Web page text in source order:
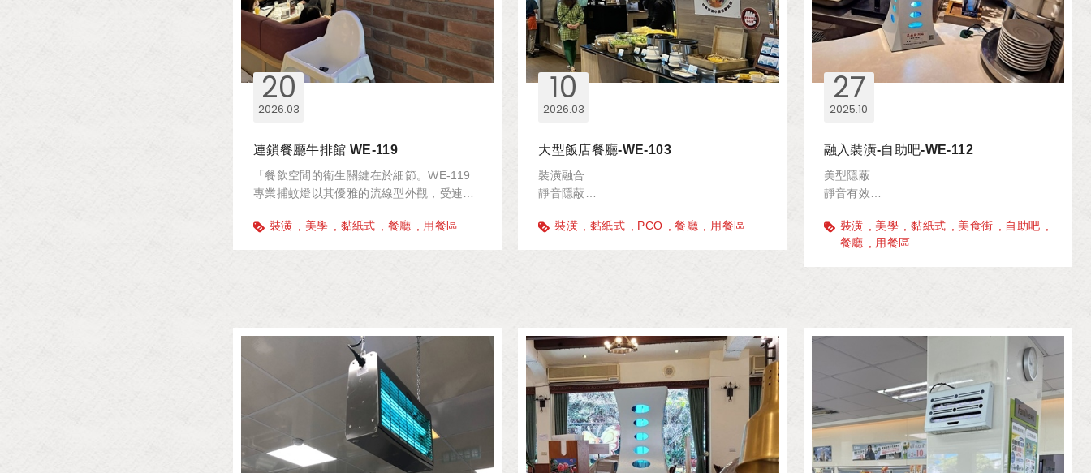
20
03
2026
連鎖餐廳牛排館 WE-119
「餐飲空間的衛生關鍵在於細節。WE-119
專業捕蚊燈以其優雅的流線型外觀，受連鎖
擊聲響與噴濺，為您的顧客守護最乾淨舒適
裝潢 美學 黏紙式 餐廳 用餐區
10
03
2026
大型飯店餐廳-WE-103
裝潢融合
靜音隱蔽
裝潢
黏紙式 PCO 餐廳 用餐區
27
10
2025
融入裝潢-自助吧-WE-112
美型隱蔽
靜音有效
裝潢
美學 黏紙式 美食街
自助吧
餐廳
用餐區